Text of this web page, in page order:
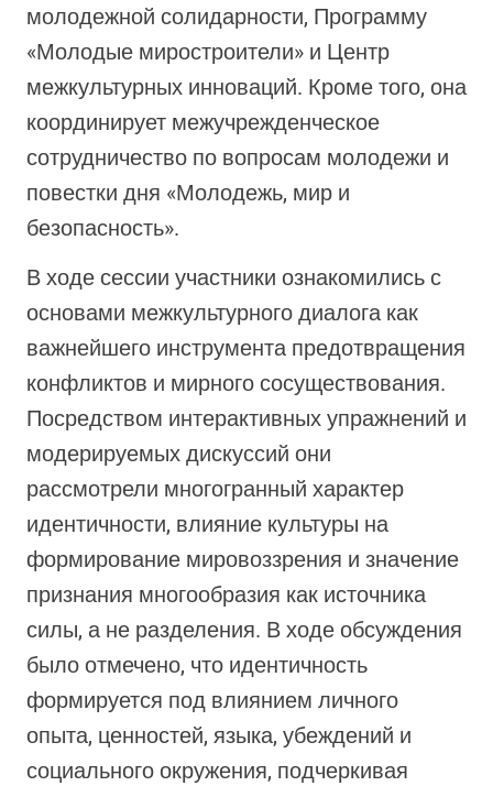
молодежной солидарности, Программу
«Молодые миростроители» и Центр
межкультурных инноваций. Кроме того, она
координирует межучрежденческое
сотрудничество по вопросам молодежи и
повестки дня «Молодежь, мир и
безопасность».
В ходе сессии участники ознакомились с
основами межкультурного диалога как
важнейшего инструмента предотвращения
конфликтов и мирного сосуществования.
Посредством интерактивных упражнений и
модерируемых дискуссий они
рассмотрели многогранный характер
идентичности, влияние культуры на
формирование мировоззрения и значение
признания многообразия как источника
силы, а не разделения. В ходе обсуждения
было отмечено, что идентичность
формируется под влиянием личного
опыта, ценностей, языка, убеждений и
социального окружения, подчеркивая